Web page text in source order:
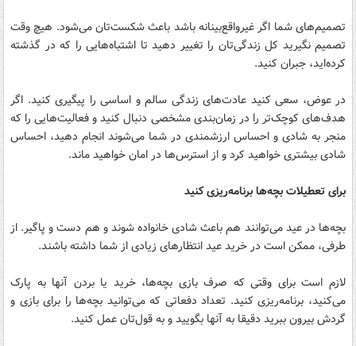
تصمیم‌های شما اگر غیرواقع‌بینانه باشد باعث شکست‌تان می‌شود. هیچ وقت
تصمیم نگیرید کل‌ زندگی‌تان را تغییر دهید تا اشتباه‌هایی را که در گذشته
کرده‌اید، جبران کنید.
در عوض، سعی کنید عادت‌های زندگی سالم و اساسی را پیگیری کنید. اگر
هدف‌های کوچک‌تر را در زمان‌بندی مشخصی دنبال کنید و فعالیت‌هایی را که
منجر به شادی و احساس ارزشمندی در شما می‌شوند انجام دهید، احساس
شادی بیشتری خواهید کرد و از استرس‌ها در امان خواهید ماند.
برای تعطیلات بچه‌ها برنامه‌ریزی کنید
بچه‌ها در عید می‌توانند هم باعث شادی خانواده شوند و هم دست و پاگیر. از
طرفی، ممکن است در خرید عید انتظارهای زیادی از شما داشته باشند.
لازم است برای وقتی که صرف بازی بچه‌ها، خرید یا بردن آنها به پارک
می‌کنید، برنامه‌ریزی کنید. تعداد دفعاتی که می‌توانید بچه‌ها را برای بازی و
گردش بیرون ببرید دقیقا به آنها بگویید و به قول‌تان عمل کنید.